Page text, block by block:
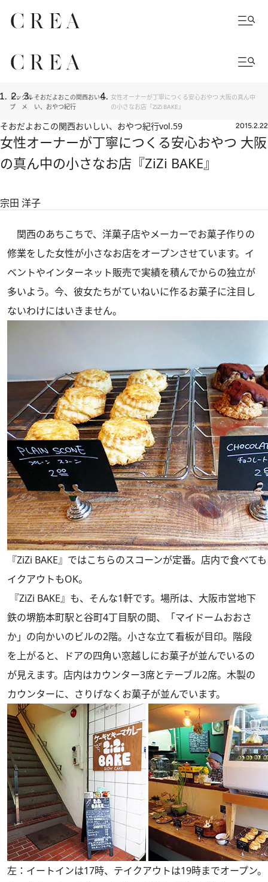
トッ
プ
グル
メ
そおだよおこの関西おいし
い、おやつ紀行
女性オーナーが丁寧につくる安心おやつ 大阪の真ん中
の小さなお店『ZiZi BAKE』
そおだよおこの関西おいしい、おやつ紀行vol.59 2015.2.22
女性オーナーが丁寧につくる安心おやつ 大阪
の真ん中の小さなお店『ZiZi BAKE』
宗田 洋子
関西のあちこちで、洋菓子店やメーカーでお菓子作りの
修業をした女性が小さなお店をオープンさせています。イ
ベントやインターネット販売で実績を積んでからの独立が
多いよう。今、彼女たちがていねいに作るお菓子に注目し
ないわけにはいきません。
『ZiZi BAKE』ではこちらのスコーンが定番。店内で食べて
イクアウトもOK。
『ZiZi BAKE』も、そんな1軒です。場所は、大阪市営地下
鉄の堺筋本町駅と谷町4丁目駅の間、「マイドームおおさ
か」の向かいのビルの2階。小さな立て看板が目印。階段
を上がると、ドアの四角い窓越しにお菓子が並んでいるの
が見えます。店内はカウンター3席とテーブル2席。木製の
カウンターに、さりげなくお菓子が並んでいます。
左：イートインは17時、テイクアウトは19時までオープン。